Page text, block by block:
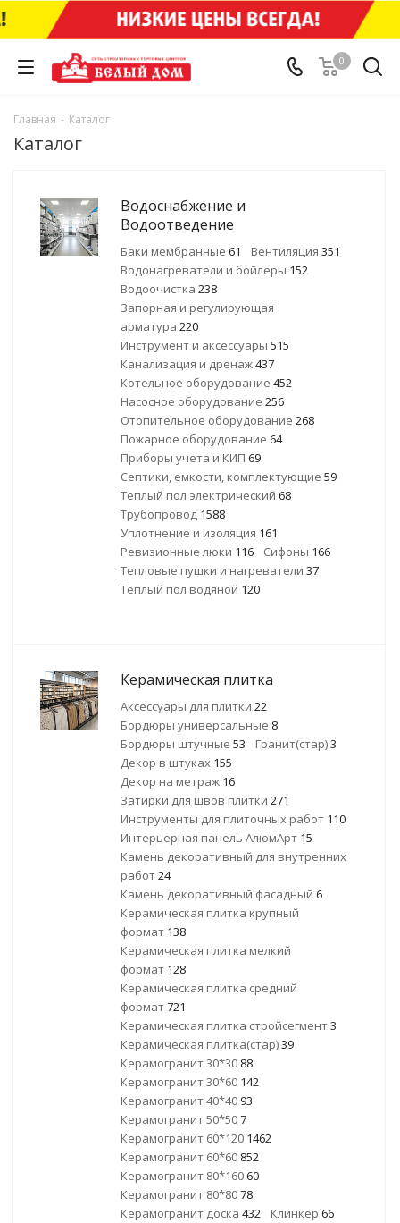
0
Главная - Каталог
Каталог
Водоснабжение и
Водоотведение
Баки мембранные 61 Вентиляция 351
Водонагреватели и бойлеры 152
Водоочистка 238
Запорная и регулирующая
арматура 220
Инструмент и аксессуары 515
Канализация и дренаж437
Котельное оборудование 452
Насосное оборудование 256
Отопительное оборудование 268
Пожарное оборудование 64
Приборы учета и КИП 69
Септики, емкости, комплектующие 59
Теплый пол электрический 68
Трубопровод 1588
Уплотнение и изоляция 161
Ревизионные люки 116 Сифоны 166
Тепловые пушки и нагреватели 37
Теплый пол водяной 120
Керамическая плитка
Аксессуары для плитки 22
Бордюры универсальные 8
Бордюры штучные 53 Гранит(стар)3
Декор в штуках 155
Декор на метраж 16
Затирки для швов плитки 271
Инструменты для плиточных работ 110
Интерьерная панель АлюмАрт 15
Камень декоративный для внутренних
работ24
Камень декоративный фасадный 6
Керамическая плитка крупный
формат 138
Керамическая плитка мелкий
формат 128
Керамическая плитка средний
формат721
Керамическая плитка стройсегмент3
Керамическая плитка(стар)39
Керамогранит 30*30 88
Керамогранит 30*60 142
Керамогранит 40*40 93
Керамогранит 50*507
Керамогранит 60*120 1462
Керамогранит 60*60 852
Керамогранит 80*160 60
Керамогранит 80*8078
Керамогранит доска 432 Клинкер 66